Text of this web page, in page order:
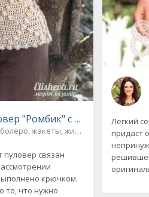
"Ромбик" с шишечками
жакеты, жилеты
пуловер связан
крючком.
то, что нужно
Легкий
придаст